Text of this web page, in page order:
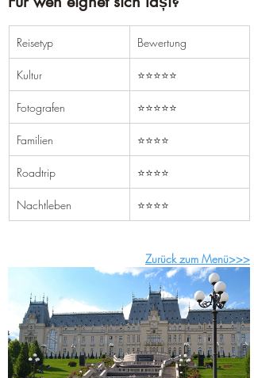
Reisetyp Bewertung
Kultur ⭐⭐⭐⭐⭐
Fotografen ⭐⭐⭐⭐⭐
Familien ⭐⭐⭐⭐
Roadtrip ⭐⭐⭐⭐
Nachtleben ⭐⭐⭐⭐
Zurück zum Menü>>>